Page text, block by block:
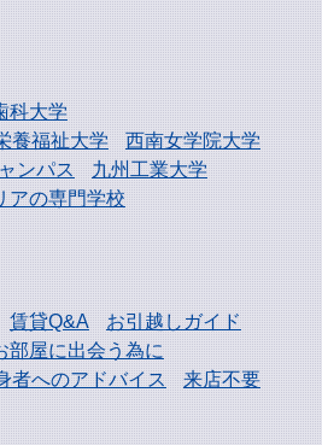
科大学
養福祉大学
西南女学院大学
ンパス
九州工業大学
アの専門学校
賃貸Q&A
お引越しガイド
部屋に出会う為に
者へのアドバイス
来店不要